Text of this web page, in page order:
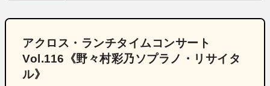
アクロス・ランチタイムコンサート
Vol.116《野々村彩乃ソプラノ・リサイタ
ル》